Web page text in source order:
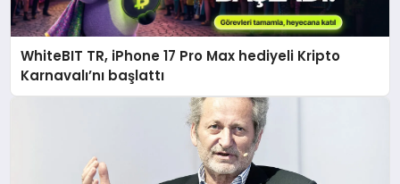
WhiteBIT TR, iPhone 17 Pro Max hediyeli Kripto
Karnavalı’nı başlattı